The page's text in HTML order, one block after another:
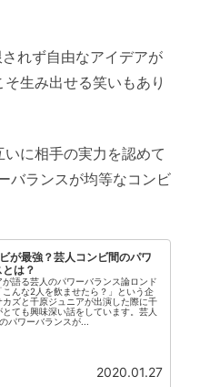
れず自由なアイデアが
生み出せる笑いもあり
に相手の実力を認めて
バランスが均等なコンビ
が最強？芸人コンビ間のパワ
は？
が語る芸人のパワーバランス論ロンド
こんな2人を飲ませたら？」という企
カズと千原ジュニアが出演した際に千
とても興味深い話をしています。芸人
パワーバランスが...
2020.01.27